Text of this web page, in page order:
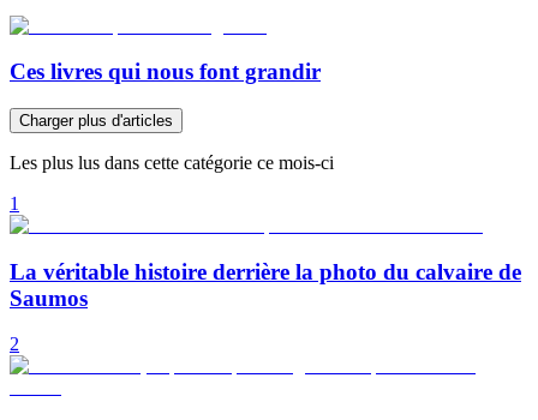
Ces livres qui nous font grandir
Charger plus d'articles
Les plus lus dans cette catégorie ce mois-ci
1
La véritable histoire derrière la photo du calvaire de
Saumos
2